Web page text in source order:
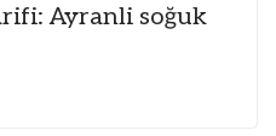
Ayranli soğuk